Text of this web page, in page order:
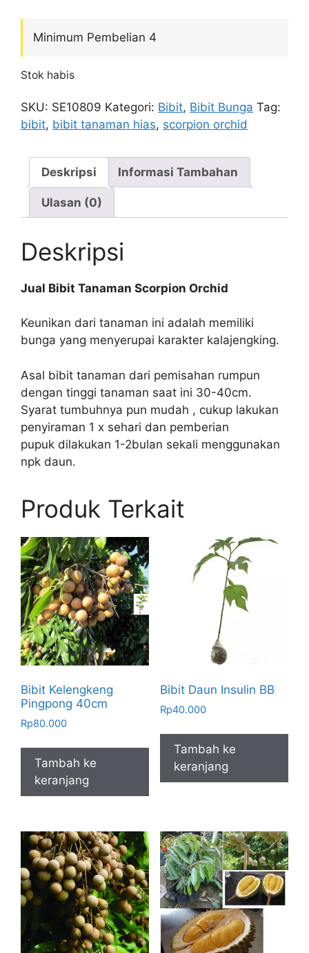
Minimum Pembelian 4
Stok habis
SKU: SE10809 Kategori: Bibit, Bibit Bunga Tag:
bibit, bibit tanaman hias, scorpion orchid
Deskripsi Informasi Tambahan
Ulasan (0)
Deskripsi
Jual Bibit Tanaman Scorpion Orchid
Keunikan dari tanaman ini adalah memiliki
bunga yang menyerupai karakter kalajengking.
Asal bibit tanaman dari pemisahan rumpun
dengan tinggi tanaman saat ini 30-40cm.
Syarat tumbuhnya pun mudah , cukup lakukan
penyiraman 1 x sehari dan pemberian
pupuk dilakukan 1-2bulan sekali menggunakan
npk daun.
Produk Terkait
Bibit Kelengkeng
Pingpong 40cm
Rp80.000
Tambah ke
keranjang
Bibit Daun Insulin BB
Rp40.000
Tambah ke
keranjang